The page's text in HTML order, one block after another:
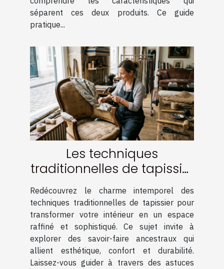
séparent ces deux produits. Ce guide
pratique...
Les techniques
traditionnelles de tapissier
pour un intérieur élégant
Redécouvrez le charme intemporel des
techniques traditionnelles de tapissier pour
transformer votre intérieur en un espace
raffiné et sophistiqué. Ce sujet invite à
explorer des savoir-faire ancestraux qui
allient esthétique, confort et durabilité.
Laissez-vous guider à travers des astuces